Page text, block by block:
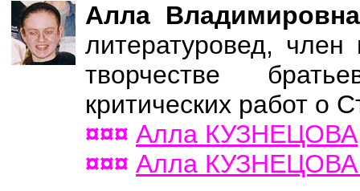
Алла
литературовед,
творчестве
критических работ о
¤¤¤ Алла КУЗНЕЦОВА
¤¤¤ Алла КУЗНЕЦОВА